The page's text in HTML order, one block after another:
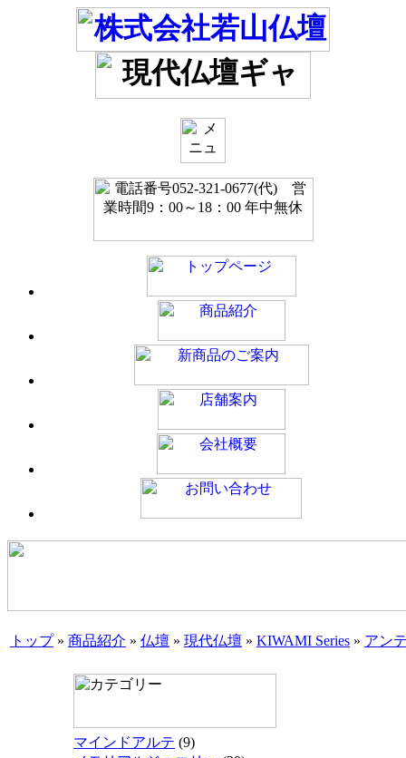
トップ» 商品紹介 » 仏壇 » 現代仏壇 » KIWAMI Series » アン
マインドアルテ (9)